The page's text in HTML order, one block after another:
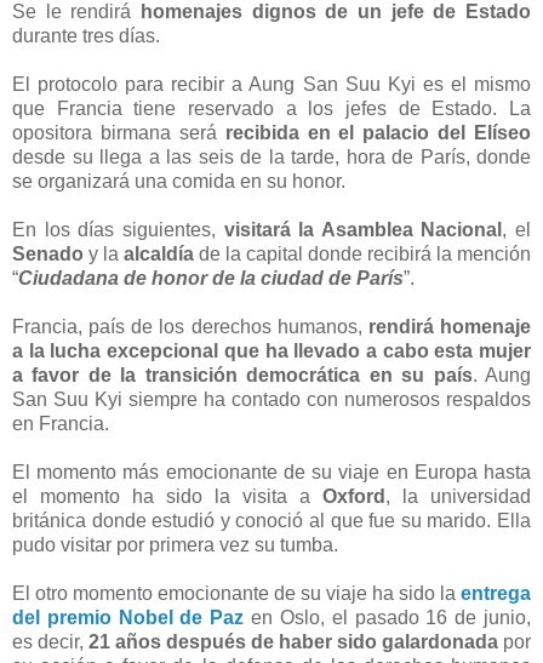
Se le rendirá
homenajes dignos de un jefe de Estado
durante tres días.
El protocolo para recibir a Aung San Suu Kyi es el mismo
que Francia tiene reservado a los jefes de Estado. La
opositora birmana será recibida en el palacio del Elíseo
desde su llega a las seis de la tarde, hora de París, donde
se organizará una comida en su honor.
En los días siguientes, visitará la Asamblea Nacional , el
Senado y la alcaldía de la capital donde recibirá la mención
“Ciudadana de honor de la ciudad de París”.
Francia, país de los derechos humanos, rendirá homenaje
a la lucha excepcional que ha llevado a cabo esta mujer
a favor de la transición democrática en su país. Aung
San Suu Kyi siempre ha contado con numerosos respaldos
en Francia.
El momento más emocionante de su viaje en Europa hasta
el momento ha sido la visita a Oxford , la universidad
británica donde estudió y conoció al que fue su marido. Ella
pudo visitar por primera vez su tumba.
El otro momento emocionante de su viaje ha sido la entrega
del premio Nobel de Paz en Oslo, el pasado 16 de junio,
es decir, 21 años después de haber sido galardonada por